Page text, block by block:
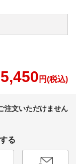
円(税込)
注文いただけません
る